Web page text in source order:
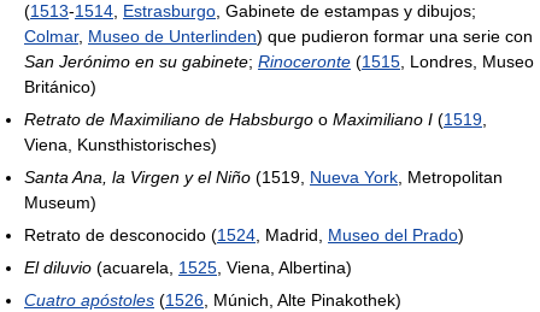
(1513-1514, Estrasburgo, Gabinete de estampas y dibujos;
Colmar, Museo de Unterlinden) que pudieron formar una serie con
San Jerónimo en su gabinete; Rinoceronte (1515, Londres, Museo
Británico)
Retrato de Maximiliano de Habsburgo o Maximiliano I (1519,
Viena, Kunsthistorisches)
Santa Ana, la Virgen y el Niño (1519, Nueva York, Metropolitan
Museum)
Retrato de desconocido (1524, Madrid, Museo del Prado)
El diluvio (acuarela, 1525, Viena, Albertina)
Cuatro apóstoles (1526, Múnich, Alte Pinakothek)